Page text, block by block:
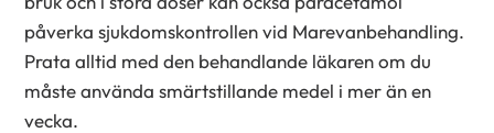
påverka sjukdomskontrollen vid Marevanbehandling.
Prata alltid med den behandlande läkaren om du
måste använda smärtstillande medel i mer än en
vecka.